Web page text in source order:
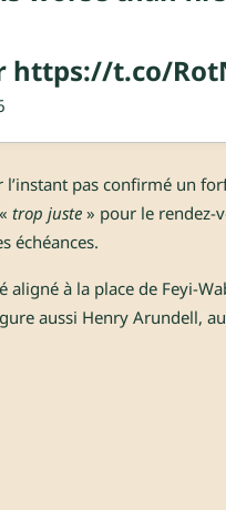
https://t.co/
pas confirmé un
trop juste » pour le rendez-
échéances.
aligné à la place de Feyi-
aussi Henry Arundell,